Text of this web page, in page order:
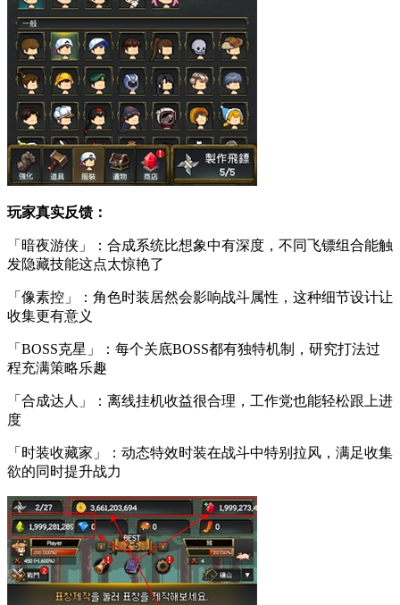
玩家真实反馈：
「暗夜游侠」：合成系统比想象中有深度，不同飞镖组合能触
发隐藏技能这点太惊艳了
「像素控」：角色时装居然会影响战斗属性，这种细节设计让
收集更有意义
「BOSS克星」：每个关底BOSS都有独特机制，研究打法过
程充满策略乐趣
「合成达人」：离线挂机收益很合理，工作党也能轻松跟上进
度
「时装收藏家」：动态特效时装在战斗中特别拉风，满足收集
欲的同时提升战力